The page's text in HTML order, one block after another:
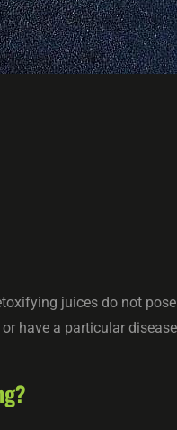
juices do not
have a particular